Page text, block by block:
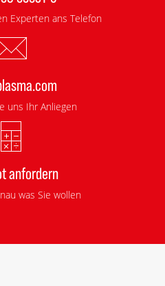
Experten ans Telefon
uns Ihr Anliegen
anfordern
was Sie wollen